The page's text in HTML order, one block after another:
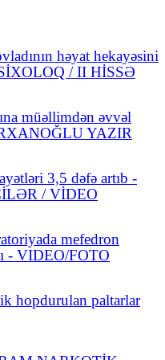
həyat hekayəsini
/ II HİSSƏ
müəllimdən əvvəl
YAZIR
3,5 dəfə artıb -
/ VİDEO
mefedron
- VIDEO/FOTO
hopdurulan paltarlar